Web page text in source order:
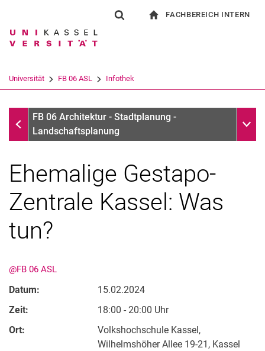
Springe direkt zu: Inhalt
Springe direkt zu: Suche
Springe direkt zu:
Suchbegriff
Suchen (öffnet externen Link in einem
FACHBEREICH INTERN
Universität FB 06 ASL Infothek
InfothekFB 06 Architektur - Stadtplanung -
Landschaftsplanung
Ehemalige Gestapo-
Zentrale Kassel: Was
tun?
@FB 06 ASL
Datum:
15.02.2024
Zeit:
18:00 - 20:00 Uhr
Ort:
Volkshochschule Kassel,
Wilhelmshöher Allee 19-21, Kassel